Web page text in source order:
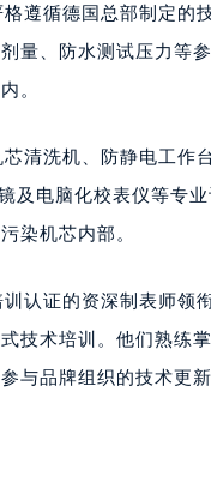
遵循德国总部制定的
量、防水测试压力等
。
清洗机、防静电工作
及电脑化校表仪等专
染机芯内部。
认证的资深制表师领
技术培训。他们熟练
与品牌组织的技术更